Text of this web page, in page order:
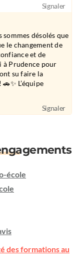
Signaler
désolés que
le changement de
et de
à Prudence pour
su faire la
L’équipe
Signaler
école
des formations au